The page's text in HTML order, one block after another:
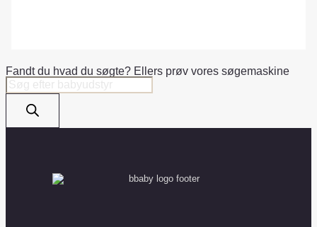
Fandt du hvad du søgte? Ellers prøv vores søgemaskine
Products
search